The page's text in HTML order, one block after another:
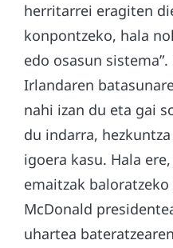
herritarrei eragiten
konpontzeko, hala
edo osasun
Irlandaren
nahi izan du eta gai
du indarra,
igoera kasu. Hala
emaitzak
McDonald
uhartea